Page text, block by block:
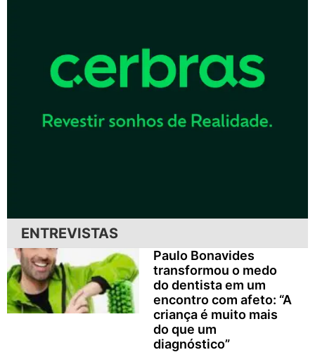
ENTREVISTAS
Paulo Bonavides
transformou o medo
do dentista em um
encontro com afeto: “A
criança é muito mais
do que um
diagnóstico”